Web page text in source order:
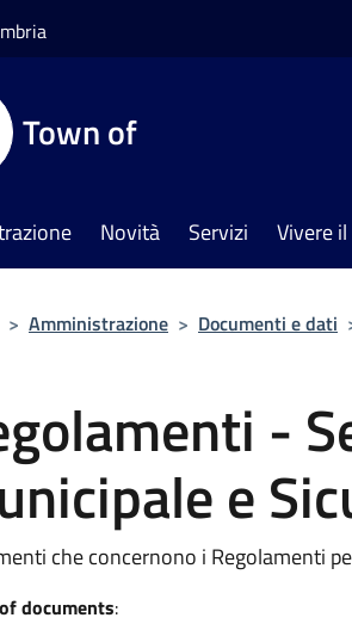
Town of
Novità Servizi Vivere
> Amministrazione > Documenti e dati
-
e
che concernono i Regolamenti
documents: